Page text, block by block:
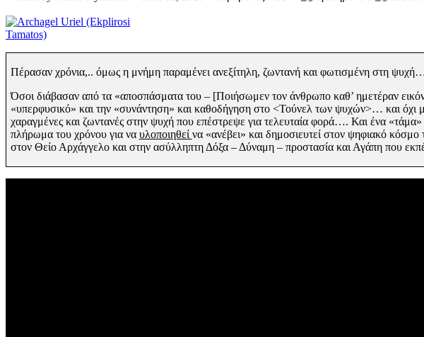
Πέρασαν χρόνια,.. όμως η μνήμη παραμένει ανεξίτηλη, ζωντανή και φωτισμένη στη
Όσοι διάβασαν από τα «αποσπάσματα του – [Ποιήσωμεν τον άνθρωπο καθ’ ημετέραν
«υπερφυσικό» και την «συνάντηση» και καθοδήγηση στο <Τούνελ των ψυχών>… και όχι
χαραγμένες και ζωντανές στην ψυχή που επέστρεψε για τελευταία φορά…. Και ένα «τάμα»
πλήρωμα του χρόνου για να υλοποιηθεί να «ανέβει» και δημοσιευτεί στον ψηφιακό
στον Θείο Αρχάγγελο και στην ασύλληπτη Δόξα – Δύναμη – προστασία και Αγάπη που